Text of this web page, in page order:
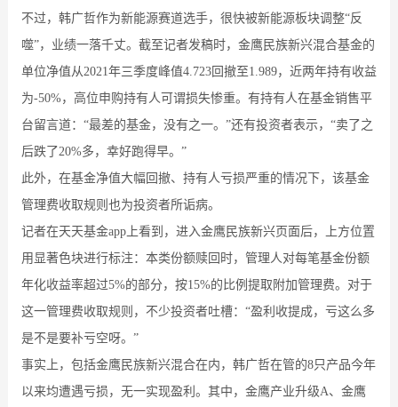
不过，韩广哲作为新能源赛道选手，很快被新能源板块调整“反
噬”，业绩一落千丈。截至记者发稿时，金鹰民族新兴混合基金的
单位净值从2021年三季度峰值4.723回撤至1.989，近两年持有收益
为-50%，高位申购持有人可谓损失惨重。有持有人在基金销售平
台留言道：“最差的基金，没有之一。”还有投资者表示，“卖了之
后跌了20%多，幸好跑得早。”
此外，在基金净值大幅回撤、持有人亏损严重的情况下，该基金
管理费收取规则也为投资者所诟病。
记者在天天基金app上看到，进入金鹰民族新兴页面后，上方位置
用显著色块进行标注：本类份额赎回时，管理人对每笔基金份额
年化收益率超过5%的部分，按15%的比例提取附加管理费。对于
这一管理费收取规则，不少投资者吐槽：“盈利收提成，亏这么多
是不是要补亏空呀。”
事实上，包括金鹰民族新兴混合在内，韩广哲在管的8只产品今年
以来均遭遇亏损，无一实现盈利。其中，金鹰产业升级A、金鹰